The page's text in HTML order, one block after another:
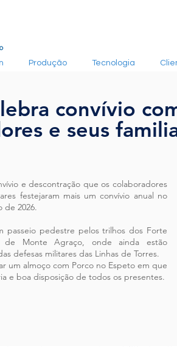
Produção Tecnologia
convívio
e seus
e descontração que os colaboradores
festejaram mais um convívio anual no
de 2026.
passeio pedestre pelos trilhos dos Forte
de Monte Agraço, onde ainda estão
defesas militares das Linhas de Torres.
um almoço com Porco no Espeto em que
e boa disposição de todos os presentes.